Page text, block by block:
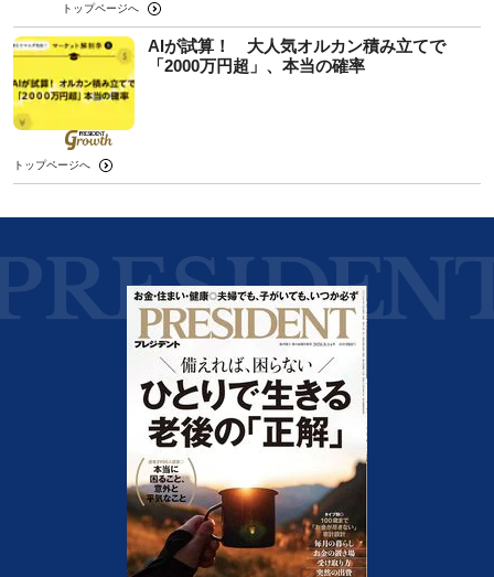
トップページへ
AIが試算！ 大人気オルカン積み立てで
「2000万円超」、本当の確率
トップページへ